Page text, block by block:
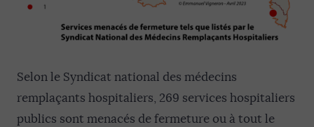
Selon le Syndicat national des médecins
remplaçants hospitaliers, 269 services hospitaliers
publics sont menacés de fermeture ou à tout le